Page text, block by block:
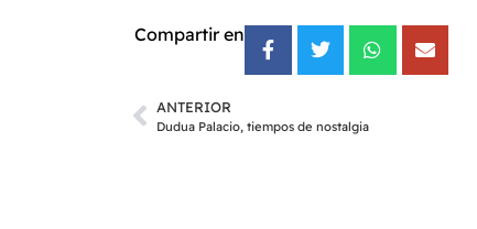
Compartir en
ANTERIOR
Dudua Palacio, tiempos de nostalgia